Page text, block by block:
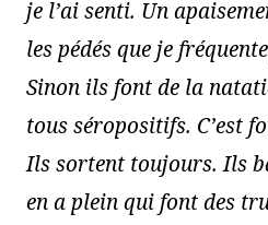
je l’ai senti. Un
les pédés que je
Sinon ils font de la
tous séropositifs. C’est
Ils sortent toujours. Ils
en a plein qui font des